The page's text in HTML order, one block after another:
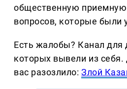
общественную приемную
вопросов, которые
Есть жалобы? Канал для
которых вывели из себя.
вас разозлило:Злой